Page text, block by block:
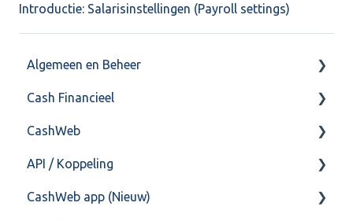
Introductie: Salarisinstellingen (Payroll settings)
Algemeen en Beheer
Bank(koppeling)
Import/Export
Postbus
Training & Consultancy
Cash Financieel
Boekhoud
Fiscaal
Overig
CashWeb
CashHero Layout
Mailen vanuit CASHWeb
API / Koppeling
Algemeen
CashWeb app (Nieuw)